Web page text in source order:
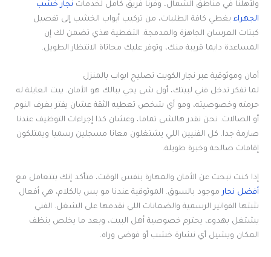
ولأهلنا في مناطق الشمال، وفرنا فريق كامل لخدمات نجار خشب
الجهراء يغطي كافة الطلبات، من تركيب أبواب الخشب إلى تفصيل
كبتات العرسان الجاهزة والمدمجة. التغطية هذي تضمن لك إن
المساعدة دايما قريبة منك، وتوفر عليك محاتاة الانتظار الطويل.
أمان وموثوقية عبر نجار الكويت تصليح ابواب بالمنزل
لما تفكر تدخل فني لبيتك، أول شي يجي ببالك هو الأمان. بيت العايلة له
حرمته وخصوصيته، ومو أي شخص تعطيه الثقة عشان يفتر بغرف النوم
أو الصالات. نحن نقدر هالشي تماما، وعشان كذا إجراءات التوظيف عندنا
صارمة جدا. كل الفنيين اللي يشتغلون معانا مسجلين رسميا ويمتلكون
إقامات صالحة وخبرة طويلة.
إذا كنت تبحث عن الأمان والمهارة بنفس الوقت، فتأكد إنك بتتعامل مع
أفضل نجار موجود بالسوق. الموثوقية عندنا مو بس بالكلام، هي أفعال
تثبتها الفواتير الرسمية والضمانات اللي نقدمها على الشغل. الفني
يشتغل بهدوء، يحترم خصوصية أهل البيت، وبعد ما يخلص ينظف
المكان ويشيل أي نشارة خشب أو فوضى وراه.